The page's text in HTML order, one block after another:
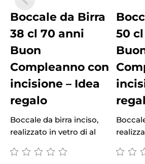
Boccale da Birra
38 cl 70 anni
Buon
Compleanno con
incisione – Idea
regalo
Boccale da birra inciso,
realizzato in vetro di al
50